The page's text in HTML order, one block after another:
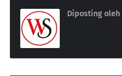
Diposting oleh